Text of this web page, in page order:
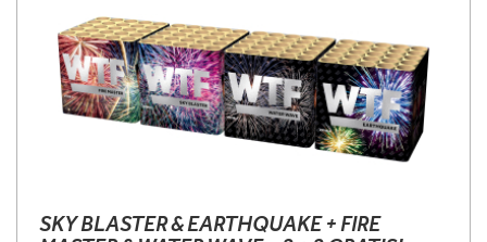
SKY BLASTER & EARTHQUAKE + FIRE